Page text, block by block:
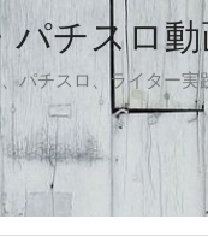
パチスロ
パチスロ、ライター実